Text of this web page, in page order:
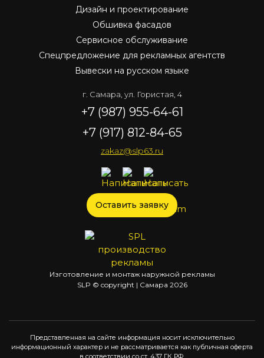
Дизайн и проектирование
Обшивка фасадов
Сервисное обслуживание
Спецпредложение для рекламных агентств
Вывески на русском языке
г. Самара, ул. Гористая, 4
+7 (987) 955-64-61
+7 (917) 812-84-65
zakaz@slp63.ru
Оставить заявку
Изготовление и монтаж наружной рекламы
SLP © copyright | Самара 2026
Представленная на сайте информация носит исключительно
информационный характер и не рассматривается как публичная оферта
в соответствии со ст. 437 ГК РФ.